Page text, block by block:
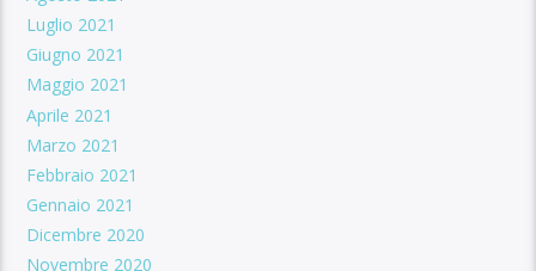
Luglio 2021
Giugno 2021
Maggio 2021
Aprile 2021
Marzo 2021
Febbraio 2021
Gennaio 2021
Dicembre 2020
Novembre 2020